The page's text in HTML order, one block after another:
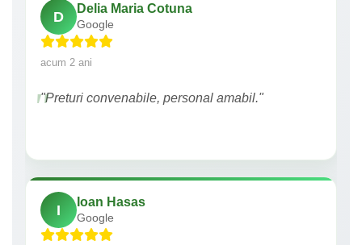
D
Delia Maria Cotuna
Google
acum 2 ani
"Preturi convenabile, personal amabil."
I
Ioan Hasas
Google